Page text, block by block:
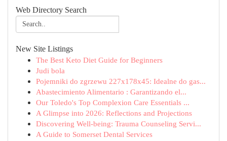
Web Directory Search
New Site Listings
The Best Keto Diet Guide for Beginners
Judi bola
Pojemniki do zgrzewu 227x178x45: Idealne do gas...
Abastecimiento Alimentario : Garantizando el...
Our Toledo's Top Complexion Care Essentials ...
A Glimpse into 2026: Reflections and Projections
Discovering Well-being: Trauma Counseling Servi...
A Guide to Somerset Dental Services